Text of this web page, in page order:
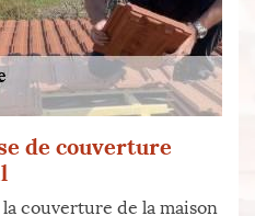
de couverture
couverture de la maison